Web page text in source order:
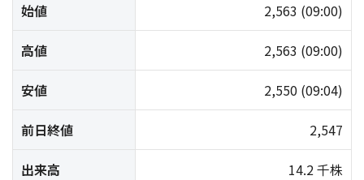
始値 2,563 (09:00)
高値 2,563 (09:00)
安値 2,550 (09:04)
前日終値 2,547
出来高 14.2 千株